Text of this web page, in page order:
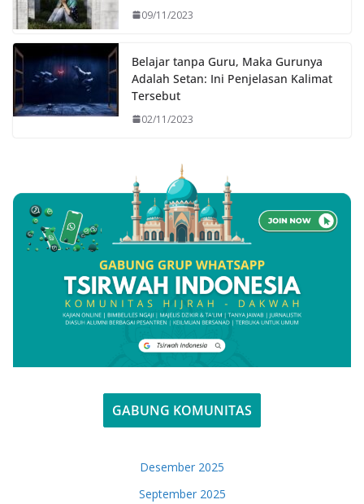
09/11/2023
Belajar tanpa Guru, Maka Gurunya
Adalah Setan: Ini Penjelasan Kalimat
Tersebut
02/11/2023
GABUNG KOMUNITAS
Desember 2025
September 2025